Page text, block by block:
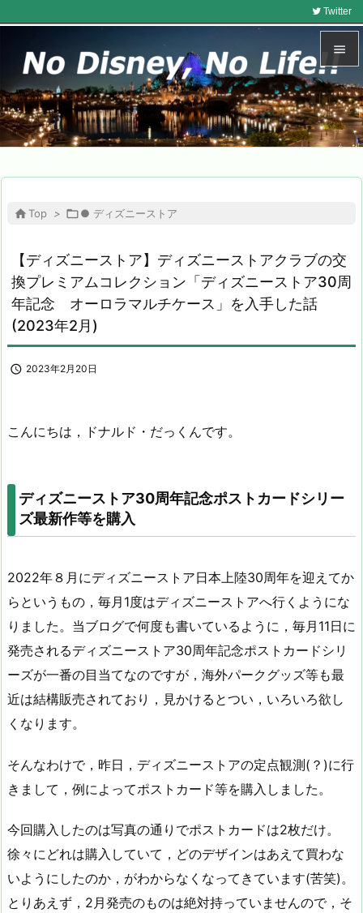


メニュ

サイド

検索
Twitter
Top > ● ディズニーストア
【ディズニーストア】ディズニーストアクラブの交
換プレミアムコレクション「ディズニーストア30周
年記念 オーロラマルチケース」を入手した話
(2023年2月)
 2023年2月20日
こんにちは，ドナルド・だっくんです。
ディズニーストア30周年記念ポストカードシリー
ズ最新作等を購入
2022年８月にディズニーストア日本上陸30周年を迎えてか
らというもの，毎月1度はディズニーストアへ行くようにな
りました。当ブログで何度も書いているように，毎月11日に
発売されるディズニーストア30周年記念ポストカードシリ
ーズが一番の目当てなのですが，海外パークグッズ等も最
近は結構販売されており，見かけるとつい，いろいろ欲し
くなります。
そんなわけで，昨日，ディズニーストアの定点観測(？)に行
きまして，例によってポストカード等を購入しました。
今回購入したのは写真の通りでポストカードは2枚だけ。
徐々にどれは購入していて，どのデザインはあえて買わな
いようにしたのか，がわからなくなってきています(苦笑)。
とりあえず，2月発売のものは絶対持っていませんので，そ